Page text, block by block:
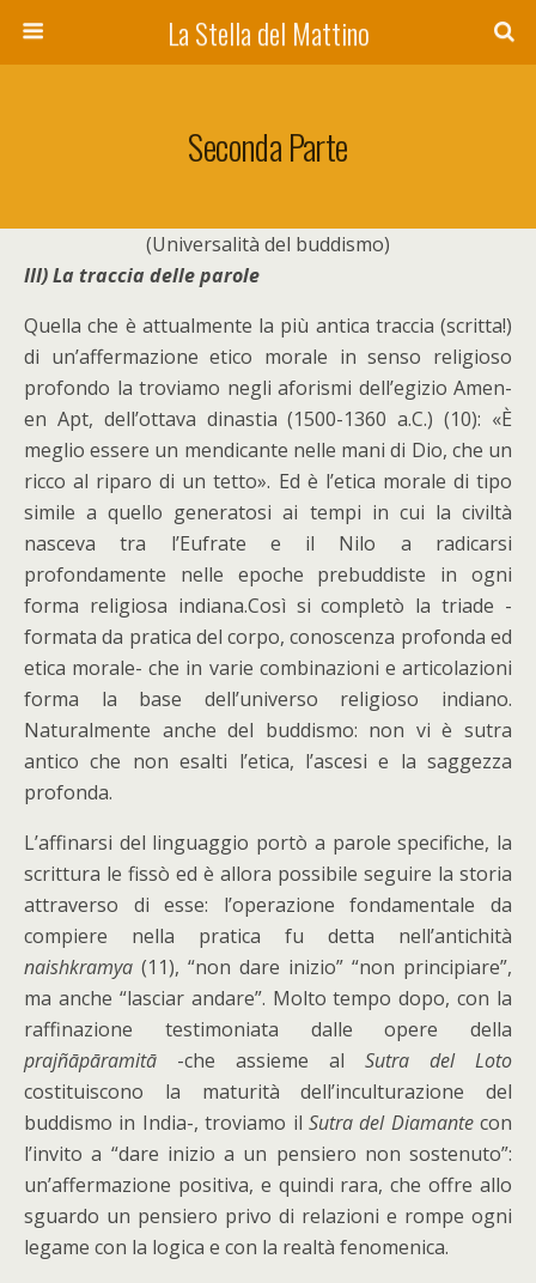
La Stella del Mattino
Seconda Parte
(Universalità del buddismo)
III) La traccia delle parole
Quella che è attualmente la più antica traccia (scritta!)
di un’affermazione etico morale in senso religioso
profondo la troviamo negli aforismi dell’egizio Amen-
en Apt, dell’ottava dinastia (1500-1360 a.C.) (10): «È
meglio essere un mendicante nelle mani di Dio, che un
ricco al riparo di un tetto». Ed è l’etica morale di tipo
simile a quello generatosi ai tempi in cui la civiltà
nasceva tra l’Eufrate e il Nilo a radicarsi
profondamente nelle epoche prebuddiste in ogni
forma religiosa indiana.Così si completò la triade -
formata da pratica del corpo, conoscenza profonda ed
etica morale- che in varie combinazioni e articolazioni
forma la base dell’universo religioso indiano.
Naturalmente anche del buddismo: non vi è sutra
antico che non esalti l’etica, l’ascesi e la saggezza
profonda.
L’affinarsi del linguaggio portò a parole specifiche, la
scrittura le fissò ed è allora possibile seguire la storia
attraverso di esse: l’operazione fondamentale da
compiere nella pratica fu detta nell’antichità
naishkramya (11), “non dare inizio” “non principiare”,
ma anche “lasciar andare”. Molto tempo dopo, con la
raffinazione testimoniata dalle opere della
prajñāpāramitā -che assieme al Sutra del Loto
costituiscono la maturità dell’inculturazione del
buddismo in India-, troviamo il Sutra del Diamante con
l’invito a “dare inizio a un pensiero non sostenuto”:
un’affermazione positiva, e quindi rara, che offre allo
sguardo un pensiero privo di relazioni e rompe ogni
legame con la logica e con la realtà fenomenica.